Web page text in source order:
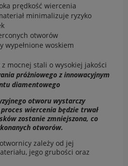
prędkość wiercenia
minimalizuje ryzyko
otworów
wypełnione woskiem
mocnej stali o wysokiej jakości
próżniowego z innowacyjnym
diamentowego
otworu wystarczy
wiercenia będzie trwał
zostanie zmniejszona, co
otworów.
zależy od jej
jego grubości oraz